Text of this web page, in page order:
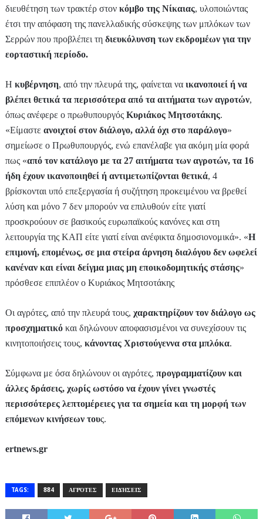
διευθέτηση των τρακτέρ στον κόμβο της Νίκαιας, υλοποιώντας
έτσι την απόφαση της πανελλαδικής σύσκεψης των μπλόκων των
Σερρών που προβλέπει τη διευκόλυνση των εκδρομέων για την
εορταστική περίοδο.
Η κυβέρνηση, από την πλευρά της, φαίνεται να ικανοποιεί ή να
βλέπει θετικά τα περισσότερα από τα αιτήματα των αγροτών,
όπως ανέφερε ο πρωθυπουργός Κυριάκος Μητσοτάκης.
«Είμαστε ανοιχτοί στον διάλογο, αλλά όχι στο παράλογο»
σημείωσε ο Πρωθυπουργός, ενώ επανέλαβε για ακόμη μία φορά
πως «από τον κατάλογο με τα 27 αιτήματα των αγροτών, τα 16
ήδη έχουν ικανοποιηθεί ή αντιμετωπίζονται θετικά, 4
βρίσκονται υπό επεξεργασία ή συζήτηση προκειμένου να βρεθεί
λύση και μόνο 7 δεν μπορούν να επιλυθούν είτε γιατί
προσκρούουν σε βασικούς ευρωπαϊκούς κανόνες και στη
λειτουργία της ΚΑΠ είτε γιατί είναι ανέφικτα δημοσιονομικά». «Η
επιμονή, επομένως, σε μια στείρα άρνηση διαλόγου δεν ωφελεί
κανέναν και είναι δείγμα μιας μη εποικοδομητικής στάσης»
πρόσθεσε επιπλέον ο Κυριάκος Μητσοτάκης
Οι αγρότες, από την πλευρά τους, χαρακτηρίζουν τον διάλογο ως
προσχηματικό και δηλώνουν αποφασισμένοι να συνεχίσουν τις
κινητοποιήσεις τους, κάνοντας Χριστούγεννα στα μπλόκα.
Σύμφωνα με όσα δηλώνουν οι αγρότες, προγραμματίζουν και
άλλες δράσεις, χωρίς ωστόσο να έχουν γίνει γνωστές
περισσότερες λεπτομέρειες για τα σημεία και τη μορφή των
επόμενων κινήσεων τους.
ertnews.gr
TAGS: 884 ΑΓΡΌΤΕΣ ΕΙΔΉΣΕΙΣ